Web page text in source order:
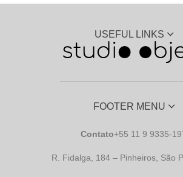
USEFUL LINKS
FOOTER MENU
Contato+55 11 9 9335-
R. Fidalga, 184 – Pinheiros, São